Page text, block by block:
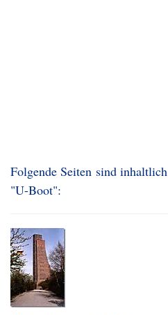
Folgende Seiten sind
"U-Boot":